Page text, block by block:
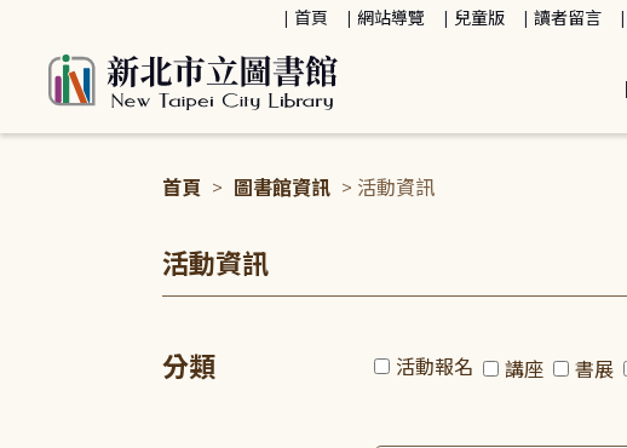
首頁 網站導覽 兒童版 讀者留言
首頁 > 圖書館資訊 > 活動資訊
活動資訊
分類 活動報名 講座 書展